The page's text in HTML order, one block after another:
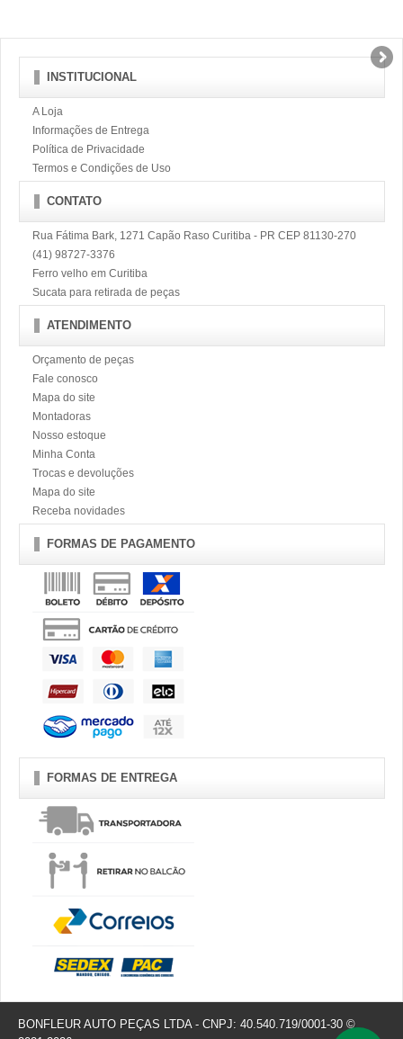
INSTITUCIONAL
A Loja
Informações de Entrega
Política de Privacidade
Termos e Condições de Uso
CONTATO
Rua Fátima Bark, 1271 Capão Raso Curitiba - PR CEP 81130-270
(41) 98727-3376
Ferro velho em Curitiba
Sucata para retirada de peças
ATENDIMENTO
Orçamento de peças
Fale conosco
Mapa do site
Montadoras
Nosso estoque
Minha Conta
Trocas e devoluções
Mapa do site
Receba novidades
FORMAS DE PAGAMENTO
FORMAS DE ENTREGA
BONFLEUR AUTO PEÇAS LTDA - CNPJ: 40.540.719/0001-30 ©